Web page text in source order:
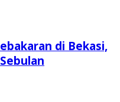
di Bekasi,